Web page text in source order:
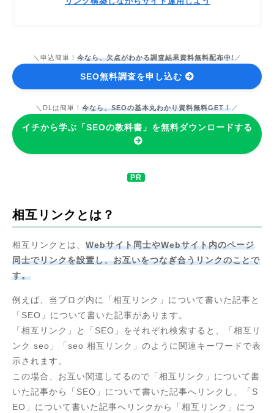
＼申込簡単！ 今なら、欠点がわかる調査結果資料無料配布中!／
SEO無料調査を申し込む
＼DLは簡単！ 今なら、SEOの基本丸わかり資料無料GET！ ／
イチから学ぶ「SEOの教科書」を無料ダウンロードする
相互リンクとは？
相互リンクとは、 Webサイト同士やWebサイト内のページ
同士でリンクを設置し、お互いをつなぎ合うリンクのことで
す。
例えば、当ブログ内に「相互リンク」について書いた記事と
「SEO」について書いた記事があります。
「相互リンク」と「SEO」をそれぞれ検索すると、「相互リ
ンク seo」「seo 相互リンク」のように関連キーワードで表
示されます。
この場合、お互い関連してるので「相互リンク」について書
いた記事から「SEO」について書いた記事へリンクし、「S
EO」について書いた記事へリンクから「相互リンク」につ